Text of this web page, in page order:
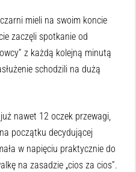
mieli na swoim koncie
zaczęli spotkanie od
z każdą kolejną minutą
schodzili na dużą
nawet 12 oczek przewagi,
początku decydującej
w napięciu praktycznie do
na zasadzie „cios za cios”.